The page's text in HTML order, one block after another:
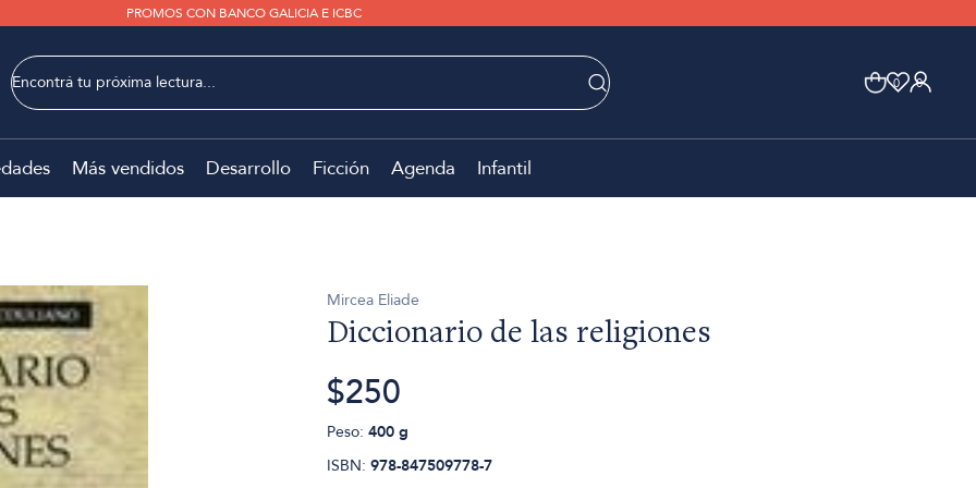
PROMOS CON BANCO GALICIA E ICBC
0 0
Más vendidos Desarrollo Ficción Agenda Infantil
Mircea Eliade
Diccionario de las religiones
$250
Peso: 400 g
ISBN: 978-847509778-7